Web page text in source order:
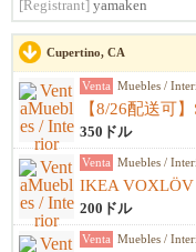
[Registrant] yamaken
Cupertino, CA
Venta Muebles /
350ドル
Venta Muebles /
IKEA
200ドル
Venta Muebles /